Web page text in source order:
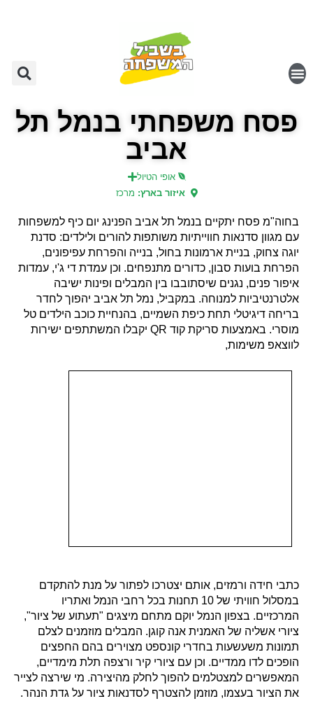
פסח משפחתי בנמל תל
אביב
אופי הטיול
איזור בארץ: מרכז
בחוה"מ פסח יתקיים בנמל תל אביב הפנינג יום כיף למשפחות
עם מגוון סדנאות חווייתיות משותפות להורים ולילדים: סדנת
יוגה צחוק, בניית ארמונות בחול, בנייה והפרחת עפיפונים,
הפרחת בועות סבון, כדורים מתנפחים. וכן עמדת די ג'י, עמדות
איפור פנים, נגנים שיסתובבו בין המבלים ופינות ישיבה
אלטרנטיביות למנוחה. במקביל, נמל תל אביב יהפוך לחדר
בריחה דיגיטלי תחת כיפת השמיים, בהנחיית כוכב הילדים טל
מוסרי. באמצעות סריקת קוד QR יקבלו המשתתפים ישירות
לווצאפ משימות,
כתבי חידה ורמזים, אותם יצטרכו לפתור על מנת להתקדם
במסלול חוויתי של 10 תחנות בכל רחבי הנמל ואתריו
המרכזיים. בצפון הנמל יוקם מתחם מיצגים "תעתוע של ציור",
ציורי אשליה של האמנית אנה קוגן. המבלים מוזמנים לצלם
תמונות משעשעות בחדרי קונספט מצוירים בהם החפצים
הופכים לדו ממדיים. וכן עם ציורי קיר ורצפה תלת מימדיים,
המאפשרים למצטלמים להפוך לחלק מהיצירה. מי שירצה לצייר
את הציור בעצמו, מוזמן להצטרף לסדנאות ציור על גדת הנהר.